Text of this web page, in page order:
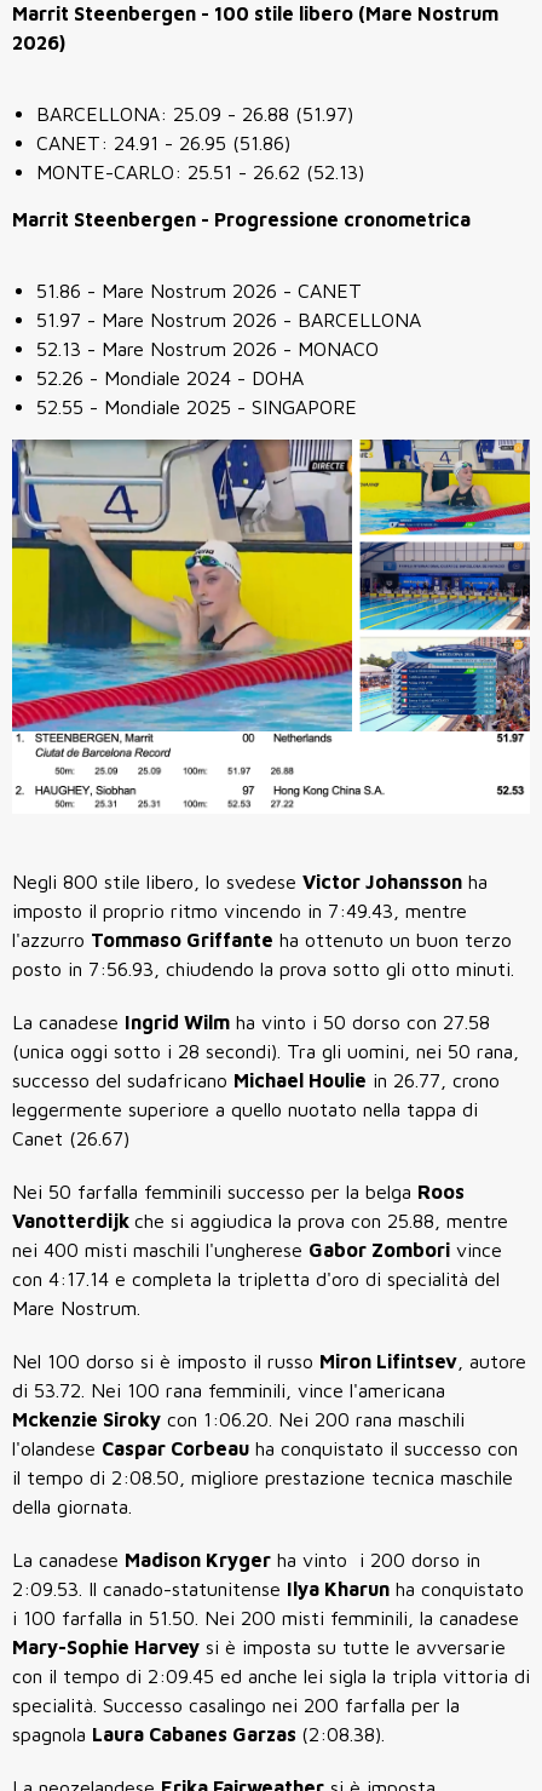
Marrit Steenbergen - 100 stile libero (Mare Nostrum
2026)
BARCELLONA: 25.09 - 26.88 (51.97)
CANET: 24.91 - 26.95 (51.86)
MONTE-CARLO: 25.51 - 26.62 (52.13)
Marrit Steenbergen - Progressione cronometrica
51.86 - Mare Nostrum 2026 - CANET
51.97 - Mare Nostrum 2026 - BARCELLONA
52.13 - Mare Nostrum 2026 - MONACO
52.26 - Mondiale 2024 - DOHA
52.55 - Mondiale 2025 - SINGAPORE
Negli 800 stile libero, lo svedese Victor Johansson ha
imposto il proprio ritmo vincendo in 7:49.43, mentre
l'azzurro Tommaso Griffante ha ottenuto un buon terzo
posto in 7:56.93, chiudendo la prova sotto gli otto minuti.
La canadese Ingrid Wilm ha vinto i 50 dorso con 27.58
(unica oggi sotto i 28 secondi) . Tra gli uomini, nei 50 rana,
successo del sudafricano Michael Houlie in 26.77, crono
leggermente superiore a quello nuotato nella tappa di
Canet (26.67)
Nei 50 farfalla femminili successo per la belga Roos
Vanotterdijk che si aggiudica la prova con 25.88, mentre
nei 400 misti maschili l'ungherese Gabor Zombori vince
con 4:17.14 e completa la tripletta d'oro di specialità del
Mare Nostrum.
Nel 100 dorso si è imposto il russo Miron Lifintsev , autore
di 53.72. Nei 100 rana femminili, vince l'americana
Mckenzie Siroky con 1:06.20. Nei 200 rana maschili
l'olandese Caspar Corbeau ha conquistato il successo con
il tempo di 2:08.50, migliore prestazione tecnica maschile
della giornata.
La canadese Madison Kryger ha vinto i 200 dorso in
2:09.53. Il canado-statunitense Ilya Kharun ha conquistato
i 100 farfalla in 51.50. Nei 200 misti femminili, la canadese
Mary-Sophie Harvey si è imposta su tutte le avversarie
con il tempo di 2:09.45 ed anche lei sigla la tripla vittoria di
specialità. Successo casalingo nei 200 farfalla per la
spagnola Laura Cabanes Garzas (2:08.38).